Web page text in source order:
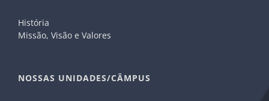
História
Missão, Visão e Valores
NOSSAS UNIDADES/CÂMPUS